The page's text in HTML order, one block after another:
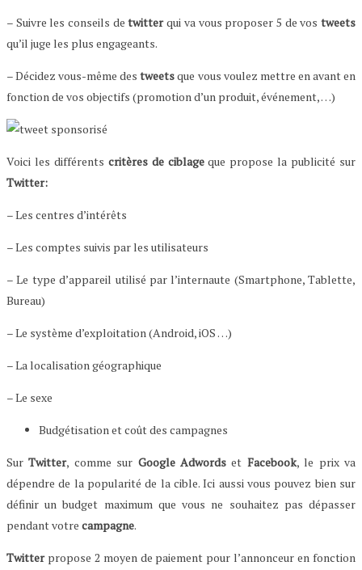
– Suivre les conseils detwitterqui va vous proposer 5 de vos tweets
qu’il juge les plus engageants.
– Décidez vous-même destweetsque vous voulez mettre en avant en
fonction de vos objectifs (promotion d’un produit, événement, …)
Voici les différents critères de ciblageque propose la publicité sur
Twitter:
– Les centres d’intérêts
– Les comptes suivis par les utilisateurs
– Le type d’appareil utilisé par l’internaute (Smartphone, Tablette,
Bureau)
– Le système d’exploitation (Android, iOS …)
– La localisation géographique
– Le sexe
Budgétisation et coût des campagnes
SurTwitter, comme sur Google Adwords et Facebook, le prix va
dépendre de la popularité de la cible. Ici aussi vous pouvez bien sur
définir un budget maximum que vous ne souhaitez pas dépasser
pendant votre campagne.
Twitterpropose 2 moyen de paiement pour l’annonceur en fonction